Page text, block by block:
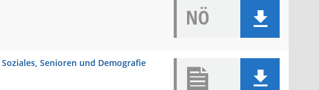
NÖ
Senioren und Demografie